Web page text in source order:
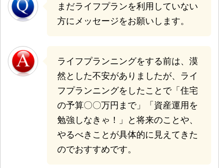
まだライフプランを利用していない
方にメッセージをお願いします。
ライフプランニングをする前は、漠
然とした不安がありましたが、ライ
フプランニングをしたことで「住宅
の予算〇〇万円まで」「資産運用を
勉強しなきゃ！」と将来のことや、
やるべきことが具体的に見えてきた
のでおすすめです。